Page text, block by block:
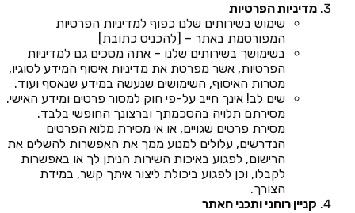
מדיניות הפרטיות
שימוש בשירותים שלנו כפוף למדיניות הפרטיות
המפורסמת באתר – [להכניס כתובת]
בשימושך בשירותים שלנו – אתה מסכים גם למדיניות
הפרטיות, אשר מפרטת את מדיניות איסוף המידע לסוגיו,
מטרות האיסוף, השימושים שנעשה במידע שנאסף ועוד.
שים לב! אינך חייב על-פי חוק למסור פרטים ומידע האישי.
מסירתם תלויה בהסכמתך וברצונך החופשי בלבד.
מסירת פרטים שגויים, או אי מסירת מלוא הפרטים
הנדרשים, עלולים למנוע ממך את האפשרות להשלים את
הרישום, לפגוע באיכות השירות הניתן לך או באפשרות
לקבלו, וכן לפגוע ביכולת ליצור איתך קשר, במידת
הצורך.
קניין רוחני ותכני האתר